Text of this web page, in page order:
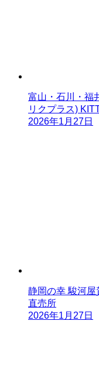
富山・石川・福
リクプラス)
2026年1月27日
静岡の幸 駿河
直売所
2026年1月27日